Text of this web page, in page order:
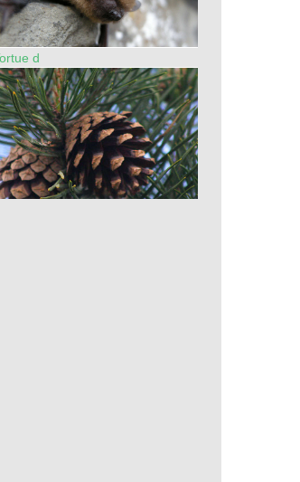
Pipistrelle commune
Tortue d'Hermann